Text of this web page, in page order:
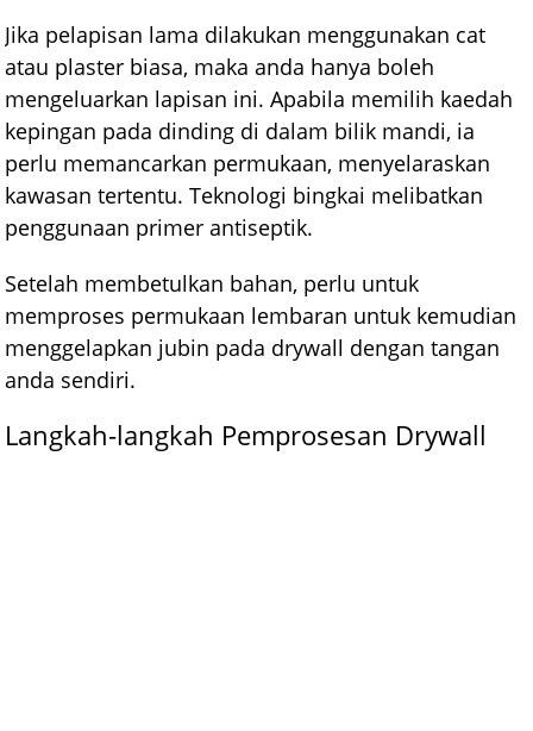
Jika pelapisan lama dilakukan menggunakan cat
atau plaster biasa, maka anda hanya boleh
mengeluarkan lapisan ini. Apabila memilih kaedah
kepingan pada dinding di dalam bilik mandi, ia
perlu memancarkan permukaan, menyelaraskan
kawasan tertentu. Teknologi bingkai melibatkan
penggunaan primer antiseptik.
Setelah membetulkan bahan, perlu untuk
memproses permukaan lembaran untuk kemudian
menggelapkan jubin pada drywall dengan tangan
anda sendiri.
Langkah-langkah Pemprosesan Drywall